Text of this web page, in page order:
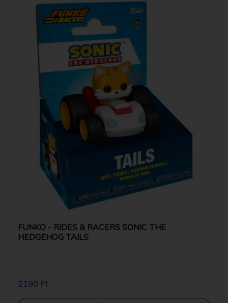
FUNKO - RIDES & RACERS SONIC THE
HEDGEHOG TAILS
2190 Ft